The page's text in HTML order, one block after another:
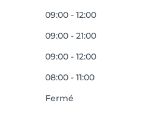
09:00 - 12:00
09:00 - 21:00
09:00 - 12:00
08:00 - 11:00
Fermé